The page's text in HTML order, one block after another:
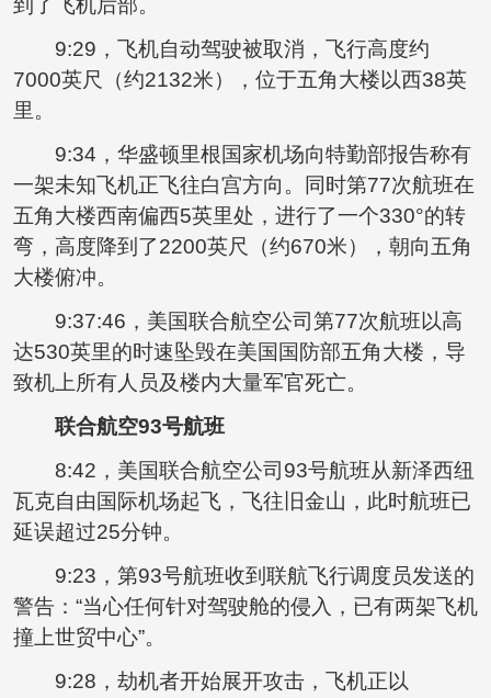
到了飞机后部。
9:29，飞机自动驾驶被取消，飞行高度约
7000英尺（约2132米），位于五角大楼以西38英
里。
9:34，华盛顿里根国家机场向特勤部报告称有
一架未知飞机正飞往白宫方向。同时第77次航班在
五角大楼西南偏西5英里处，进行了一个330°的转
弯，高度降到了2200英尺（约670米），朝向五角
大楼俯冲。
9:37:46，美国联合航空公司第77次航班以高
达530英里的时速坠毁在美国国防部五角大楼，导
致机上所有人员及楼内大量军官死亡。
联合航空93号航班
8:42，美国联合航空公司93号航班从新泽西纽
瓦克自由国际机场起飞，飞往旧金山，此时航班已
延误超过25分钟。
9:23，第93号航班收到联航飞行调度员发送的
警告：“当心任何针对驾驶舱的侵入，已有两架飞机
撞上世贸中心”。
9:28，劫机者开始展开攻击，飞机正以